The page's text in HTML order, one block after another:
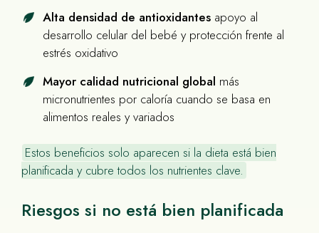
Alta densidad de antioxidantes apoyo al
desarrollo celular del bebé y protección frente al
estrés oxidativo
Mayor calidad nutricional global más
micronutrientes por caloría cuando se basa en
alimentos reales y variados
Estos beneficios solo aparecen si la dieta está bien
planificada y cubre todos los nutrientes clave.
Riesgos si no está bien planificada